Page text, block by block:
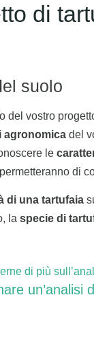
di
suolo
del vostro
agronomica del
le
di
di una tartufaia
laspecie di
di più
un’analisi